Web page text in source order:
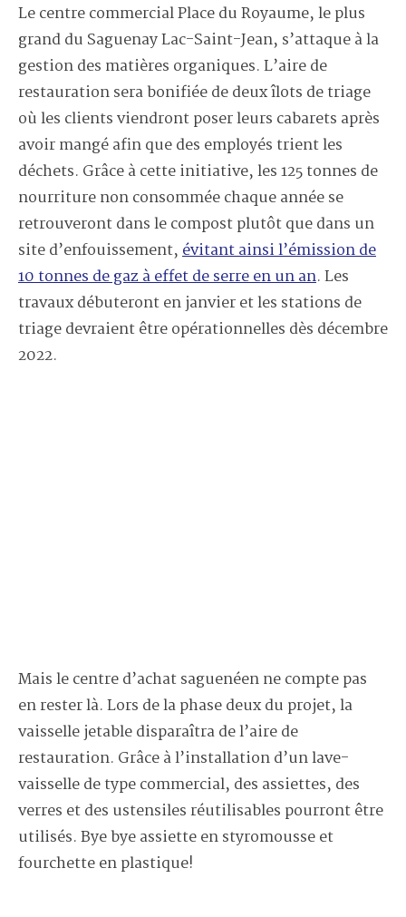
Le centre commercial Place du Royaume, le plus
grand du Saguenay Lac-Saint-Jean, s’attaque à la
gestion des matières organiques. L’aire de
restauration sera bonifiée de deux îlots de triage
où les clients viendront poser leurs cabarets après
avoir mangé afin que des employés trient les
déchets. Grâce à cette initiative, les 125 tonnes de
nourriture non consommée chaque année se
retrouveront dans le compost plutôt que dans un
site d’enfouissement,évitant ainsi l’émission de
10 tonnes de gaz à effet de serre en un an. Les
travaux débuteront en janvier et les stations de
triage devraient être opérationnelles dès décembre
2022.
Mais le centre d’achat saguenéen ne compte pas
en rester là. Lors de la phase deux du projet, la
vaisselle jetable disparaîtra de l’aire de
restauration. Grâce à l’installation d’un lave-
vaisselle de type commercial, des assiettes, des
verres et des ustensiles réutilisables pourront être
utilisés. Bye bye assiette en styromousse et
fourchette en plastique!